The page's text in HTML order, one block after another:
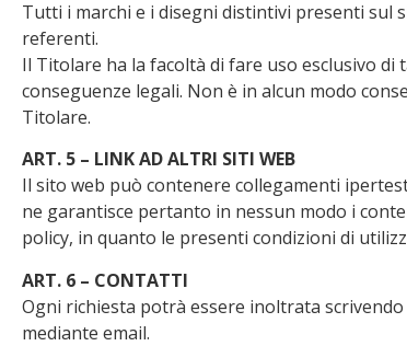
Tutti i marchi e i disegni distintivi presenti sul
referenti.
Il Titolare ha la facoltà di fare uso esclusivo
conseguenze legali. Non è in alcun modo
Titolare.
ART. 5 – LINK AD ALTRI SITI WEB
Il sito web può contenere collegamenti
ne garantisce pertanto in nessun modo i
policy, in quanto le presenti condizioni di
ART. 6 – CONTATTI
Ogni richiesta potrà essere inoltrata
mediante email.